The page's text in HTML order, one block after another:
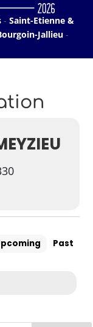
- Saint-Etienne &
Jallieu -
Past